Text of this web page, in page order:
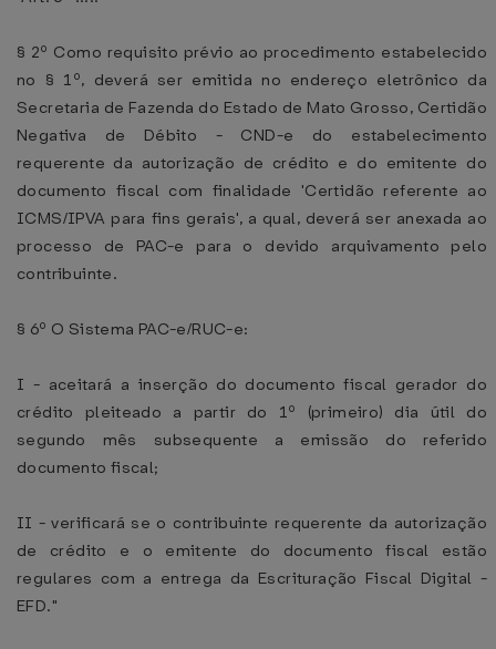
§ 2º Como requisito prévio ao procedimento estabelecido
no § 1º, deverá ser emitida no endereço eletrônico da
Secretaria de Fazenda do Estado de Mato Grosso, Certidão
Negativa de Débito - CND-e do estabelecimento
requerente da autorização de crédito e do emitente do
documento fiscal com finalidade 'Certidão referente ao
ICMS/IPVA para fins gerais', a qual, deverá ser anexada ao
processo de PAC-e para o devido arquivamento pelo
contribuinte.
§ 6º O Sistema PAC-e/RUC-e:
I - aceitará a inserção do documento fiscal gerador do
crédito pleiteado a partir do 1º (primeiro) dia útil do
segundo mês subsequente a emissão do referido
documento fiscal;
II - verificará se o contribuinte requerente da autorização
de crédito e o emitente do documento fiscal estão
regulares com a entrega da Escrituração Fiscal Digital -
EFD."